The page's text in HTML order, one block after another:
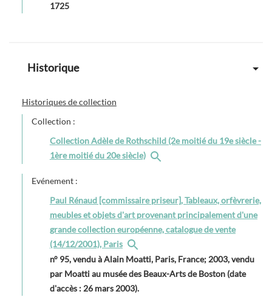
1725
Historique
Historiques de collection
Collection :
Collection Adèle de Rothschild (2e moitié du 19e siècle -
1ère moitié du 20e siècle)
Evénement :
Paul Rénaud [commissaire priseur], Tableaux, orfèvrerie,
meubles et objets d'art provenant principalement d'une
grande collection européenne, catalogue de vente
(14/12/2001), Paris
n° 95, vendu à Alain Moatti, Paris, France; 2003, vendu
par Moatti au musée des Beaux-Arts de Boston (date
d'accès : 26 mars 2003).